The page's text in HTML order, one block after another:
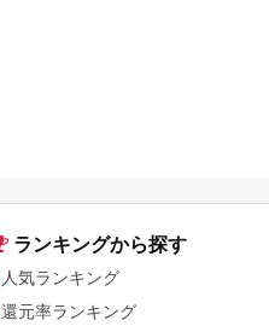
ランキングから探す
人気ランキング
還元率ランキング